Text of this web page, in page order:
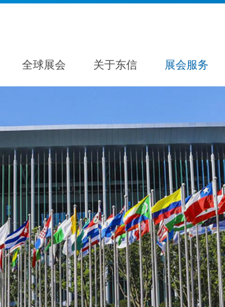
全球展会 关于东信 展会服务